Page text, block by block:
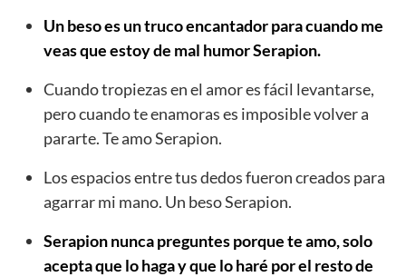
Un beso es un truco encantador para cuando me
veas que estoy de mal humor Serapion.
Cuando tropiezas en el amor es fácil levantarse,
pero cuando te enamoras es imposible volver a
pararte. Te amo Serapion.
Los espacios entre tus dedos fueron creados para
agarrar mi mano. Un beso Serapion.
Serapion nunca preguntes porque te amo, solo
acepta que lo haga y que lo haré por el resto de